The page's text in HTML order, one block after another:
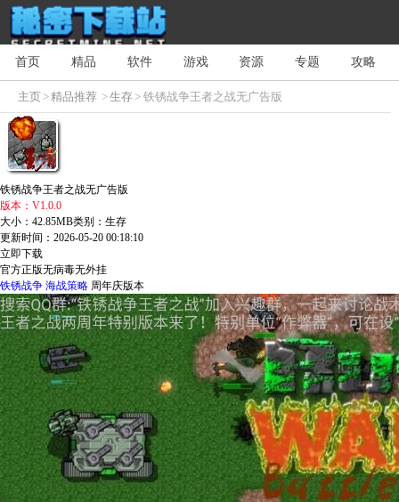
首页 精品 软件 游戏 资源 专题 攻略
主页>精品推荐 >生存> 铁锈战争王者之战无广告版
铁锈战争王者之战无广告版
版本：V1.0.0
大小：42.85MB类别：生存
更新时间：2026-05-20 00:18:10
立即下载
官方正版无病毒无外挂
铁锈战争 海战策略 周年庆版本